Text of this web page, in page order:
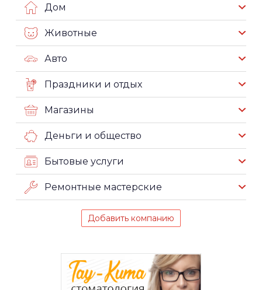
Дом
Животные
Авто
Праздники и отдых
Магазины
Деньги и общество
Бытовые услуги
Ремонтные мастерские
Добавить компанию